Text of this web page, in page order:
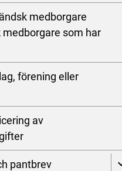
medborgare
medborgare som har
förening eller
av
pantbrev